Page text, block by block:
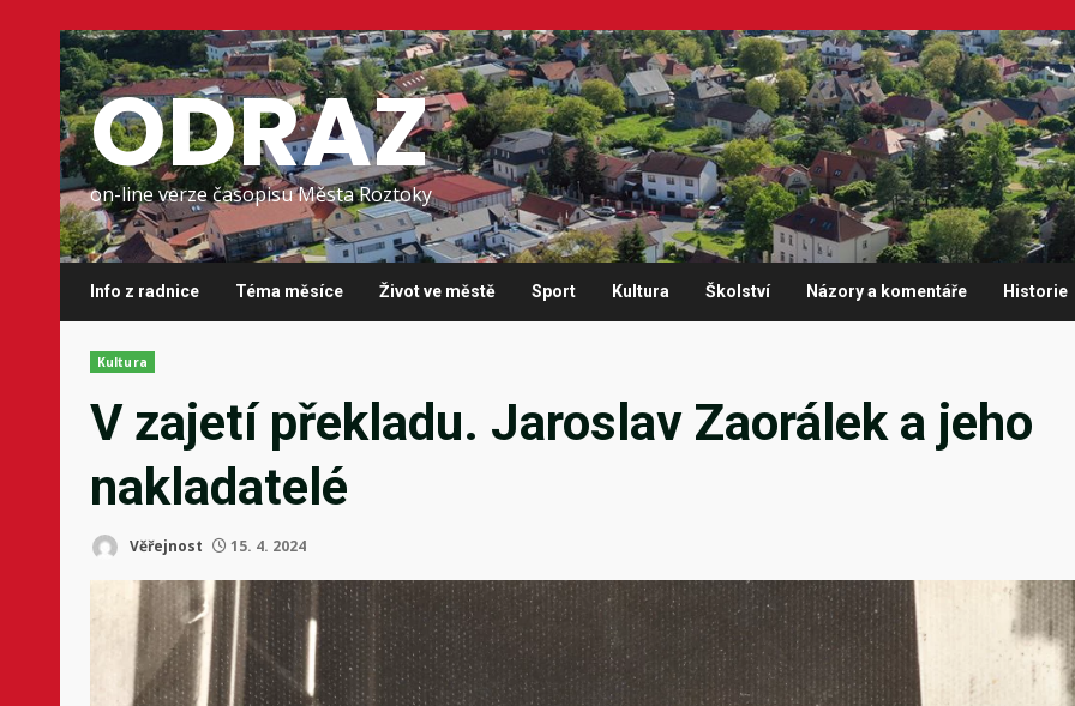
Skip
to
content
ODRAZ
on-line verze časopisu Města Roztoky
Info z radnice Téma měsíce Život ve městě Sport Kultura Školství Názory a komentáře Historie
Kultura
V zajetí překladu. Jaroslav Zaorálek a jeho
nakladatelé
Věřejnost 15. 4. 2024